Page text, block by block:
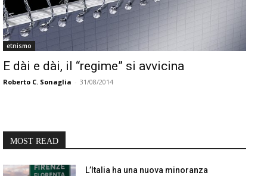
etnismo
E dài e dài, il “regime” si avvicina
Roberto C. Sonaglia - 31/08/2014
MOST READ
L’Italia ha una nuova minoranza